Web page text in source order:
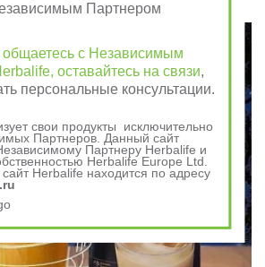
Партнером
общаетесь с Независимым
оставайтесь на связи,
персональные консультации.
свои продукты исключительно
Партнеров. Данный сайт
Партнеру Herbalife и
Herbalife Europe Ltd.
Herbalife находится по адресу